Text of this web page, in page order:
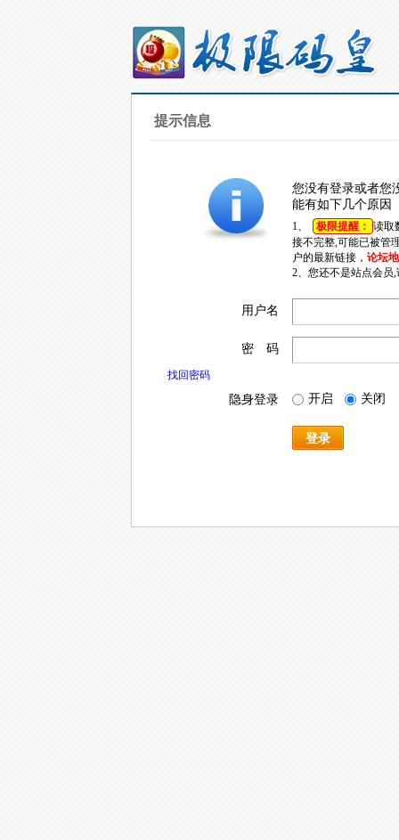
提示信息
您没有登录或者您
能有如下几个原因
1、 极限提醒： 读取
接不完整,可能已被管
户的最新链接， 论坛
2、您还不是站点会员
用户名
密 码
找回密码
隐身登录 开启 关闭
登录